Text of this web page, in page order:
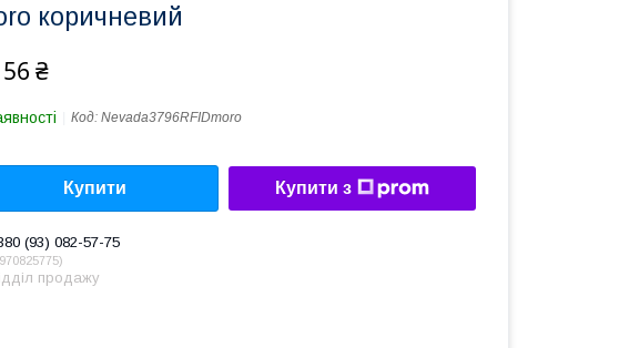
коричневий
₴
Код: Nevada3796RFIDmoro
Купити Купити з
(93) 082-57-75
продажу